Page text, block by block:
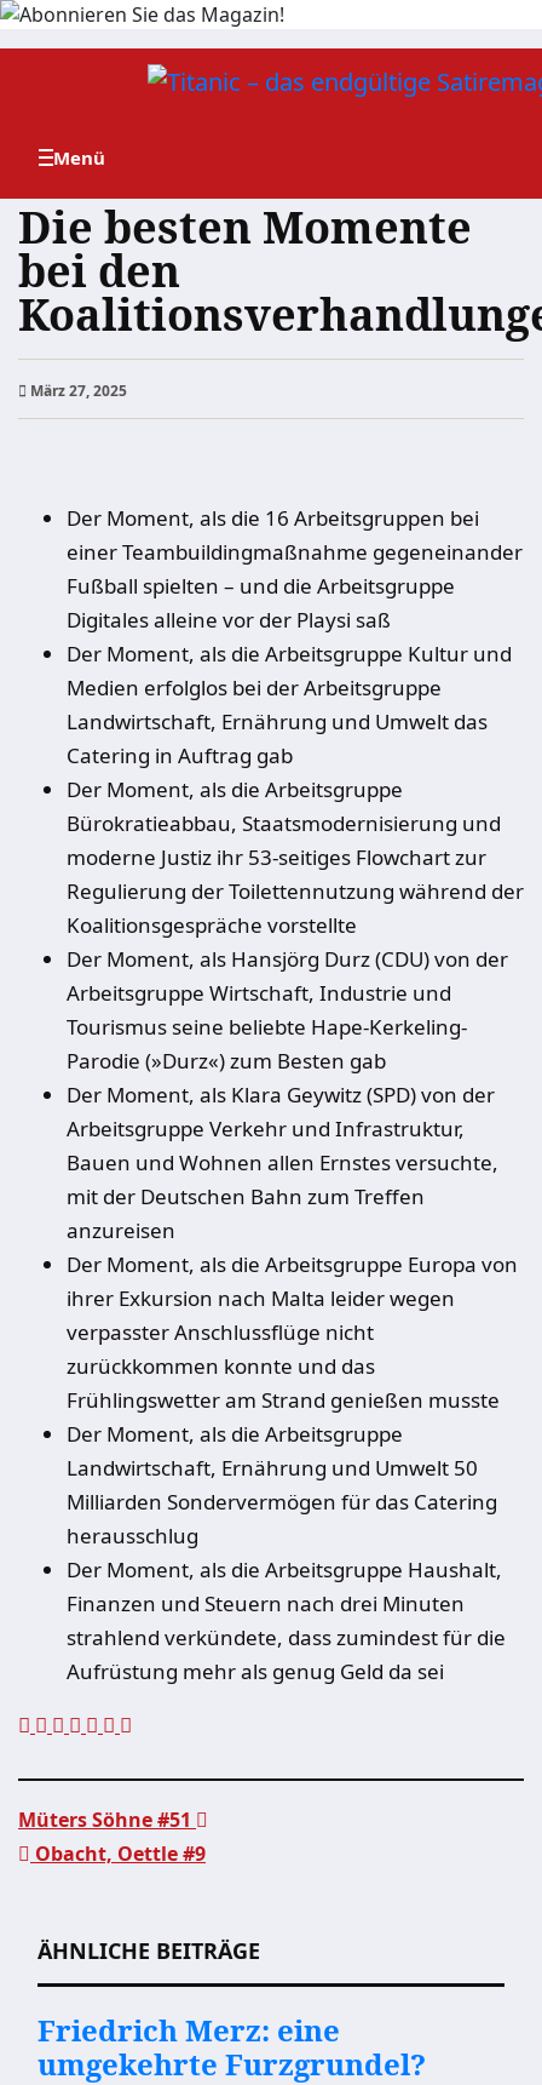
Zum
Die besten Momente
bei den
März 27, 2025
Der Moment, als die 16 Arbeitsgruppen bei
einer Teambuildingmaßnahme gegeneinander
Fußball spielten – und die Arbeitsgruppe
Digitales alleine vor der Playsi saß
Der Moment, als die Arbeitsgruppe Kultur und
Medien erfolglos bei der Arbeitsgruppe
Landwirtschaft, Ernährung und Umwelt das
Catering in Auftrag gab
Der Moment, als die Arbeitsgruppe
Bürokratieabbau, Staatsmodernisierung und
moderne Justiz ihr 53-seitiges Flowchart zur
Regulierung der Toilettennutzung während der
Koalitionsgespräche vorstellte
Der Moment, als Hansjörg Durz (CDU) von der
Arbeitsgruppe Wirtschaft, Industrie und
Tourismus seine beliebte Hape-Kerkeling-
Parodie (»Durz«) zum Besten gab
Der Moment, als Klara Geywitz (SPD) von der
Arbeitsgruppe Verkehr und Infrastruktur,
Bauen und Wohnen allen Ernstes versuchte,
mit der Deutschen Bahn zum Treffen
anzureisen
Der Moment, als die Arbeitsgruppe Europa von
ihrer Exkursion nach Malta leider wegen
verpasster Anschlussflüge nicht
zurückkommen konnte und das
Frühlingswetter am Strand genießen musste
Der Moment, als die Arbeitsgruppe
Landwirtschaft, Ernährung und Umwelt 50
Milliarden Sondervermögen für das Catering
herausschlug
Der Moment, als die Arbeitsgruppe Haushalt,
Finanzen und Steuern nach drei Minuten
strahlend verkündete, dass zumindest für die
Aufrüstung mehr als genug Geld da sei
Müters Söhne #51
Obacht, Oettle #9
ÄHNLICHE BEITRÄGE
Friedrich Merz: eine
umgekehrte Furzgrundel?